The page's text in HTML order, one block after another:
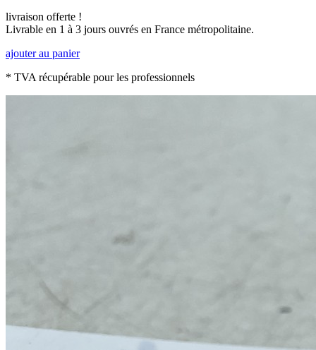
livraison offerte !
Livrable en 1 à 3 jours ouvrés en France métropolitaine.
ajouter au panier
* TVA récupérable pour les professionnels